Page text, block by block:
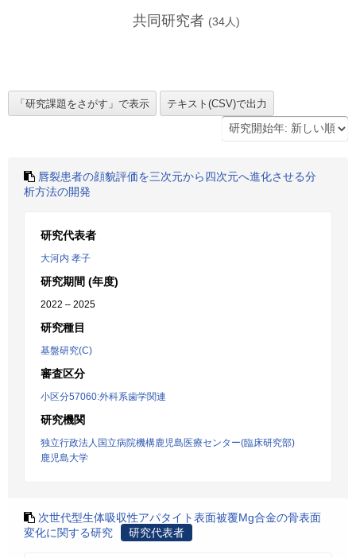
共同研究者 (34人)
唇裂患者の顔貌評価を三次元から四次元へ進化させる分
析方法の開発
研究代表者
大河内 孝子
研究期間 (年度)
2022 – 2025
研究種目
基盤研究(C)
審査区分
小区分57060:外科系歯学関連
研究機関
独立行政法人国立病院機構鹿児島医療センター(臨床研究部)
鹿児島大学
次世代型生体吸収性アパタイト表面被覆Mg合金の骨表面
変化に関する研究
研究代表者